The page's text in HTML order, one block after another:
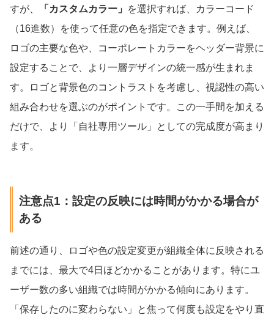
すが、
「カスタムカラー」
を選択すれば、カラーコード
（16進数）を使って任意の色を指定できます。例えば、
ロゴの主要な色や、コーポレートカラーをヘッダー背景に
設定することで、より一層デザインの統一感が生まれま
す。ロゴと背景色のコントラストを考慮し、視認性の高い
組み合わせを選ぶのがポイントです。この一手間を加える
だけで、より「自社専用ツール」としての完成度が高まり
ます。
注意点1：設定の反映には時間がかかる場合が
ある
前述の通り、ロゴや色の設定変更が組織全体に反映される
までには、最大で4日ほどかかることがあります。特にユ
ーザー数の多い組織では時間がかかる傾向にあります。
「保存したのに変わらない」と焦って何度も設定をやり直